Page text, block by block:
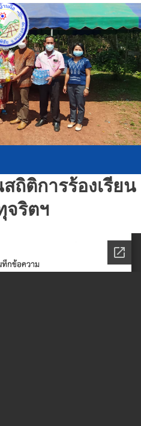
ถิติการร้องเรียน
จริตฯ